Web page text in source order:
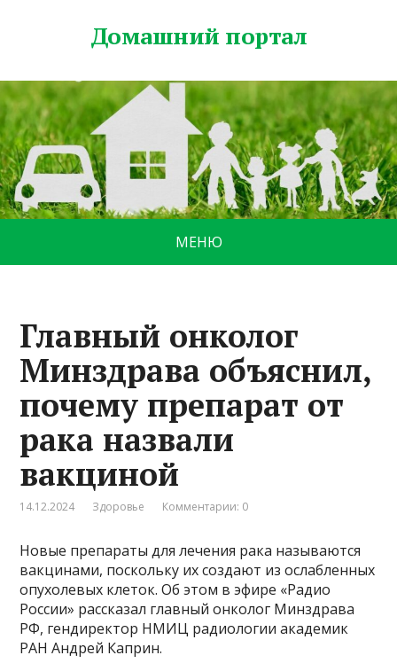
Домашний портал
МЕНЮ
Главный онколог
Минздрава объяснил,
почему препарат от
рака назвали
вакциной
14.12.2024 Здоровье Комментарии: 0
Новые препараты для лечения рака называются
вакцинами, поскольку их создают из ослабленных
опухолевых клеток. Об этом в эфире «Радио
России» рассказал главный онколог Минздрава
РФ, гендиректор НМИЦ радиологии академик
РАН Андрей Каприн.